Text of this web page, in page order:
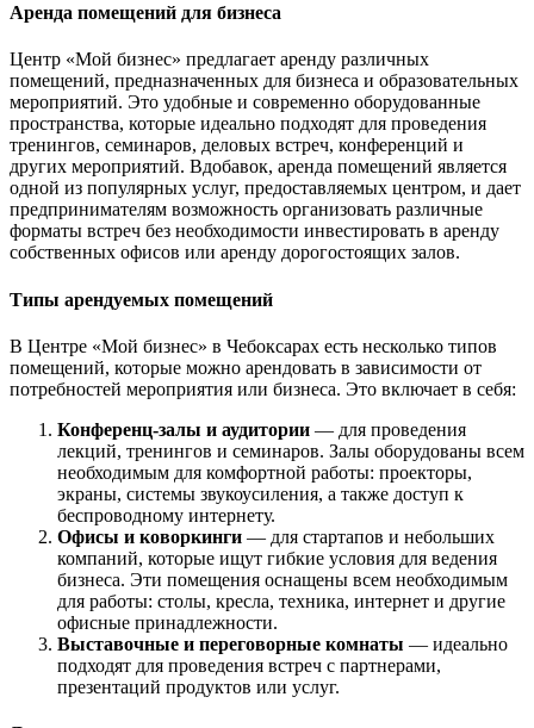
Аренда помещений для бизнеса
Центр «Мой бизнес» предлагает аренду различных
помещений, предназначенных для бизнеса и образовательных
мероприятий. Это удобные и современно оборудованные
пространства, которые идеально подходят для проведения
тренингов, семинаров, деловых встреч, конференций и
других мероприятий. Вдобавок, аренда помещений является
одной из популярных услуг, предоставляемых центром, и дает
предпринимателям возможность организовать различные
форматы встреч без необходимости инвестировать в аренду
собственных офисов или аренду дорогостоящих залов.
Типы арендуемых помещений
В Центре «Мой бизнес» в Чебоксарах есть несколько типов
помещений, которые можно арендовать в зависимости от
потребностей мероприятия или бизнеса. Это включает в себя:
Конференц-залы и аудитории — для проведения
лекций, тренингов и семинаров. Залы оборудованы всем
необходимым для комфортной работы: проекторы,
экраны, системы звукоусиления, а также доступ к
беспроводному интернету.
Офисы и коворкинги — для стартапов и небольших
компаний, которые ищут гибкие условия для ведения
бизнеса. Эти помещения оснащены всем необходимым
для работы: столы, кресла, техника, интернет и другие
офисные принадлежности.
Выставочные и переговорные комнаты — идеально
подходят для проведения встреч с партнерами,
презентаций продуктов или услуг.